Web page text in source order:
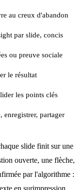
au creux d'abandon
par slide, concis
ou preuve sociale
le résultat
les points clés
enregistrer, partager
slide finit sur une
ouverte, une flèche,
par l'algorithme :